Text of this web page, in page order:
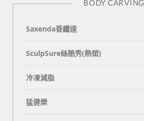
BODY CARVING
Saxenda善纖達
SculpSure絲酷秀(熱塑)
冷凍減脂
猛健樂